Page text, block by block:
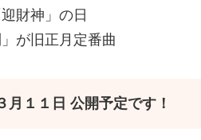
財神」の日
が旧正月定番曲
月１１日 公開予定です！